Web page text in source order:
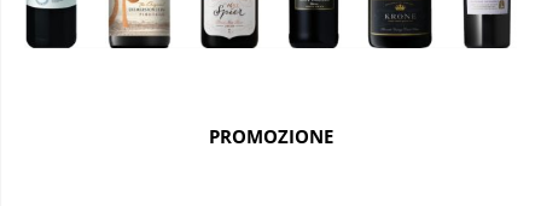
PROMOZIONE